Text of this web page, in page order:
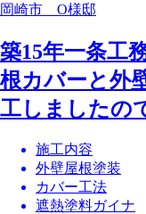
岡崎市 O様邸
築15年一条工
根カバーと外
工しましたの
施工内容
外壁屋根塗装
カバー工法
遮熱塗料ガイナ